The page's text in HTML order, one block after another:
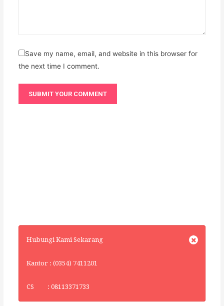
Save my name, email, and website in this browser for
the next time I comment.
Hubungi Kami Sekarang
Kantor : (0354) 7411201
CS : 08113371733